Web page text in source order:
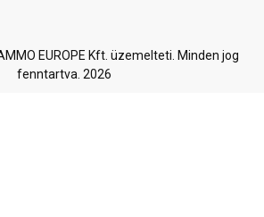
EUROPE Kft. üzemelteti. Minden jog
fenntartva. 2026